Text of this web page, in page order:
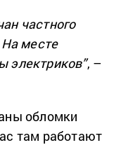
частного
На месте
электриков”, –
обломки
там работают